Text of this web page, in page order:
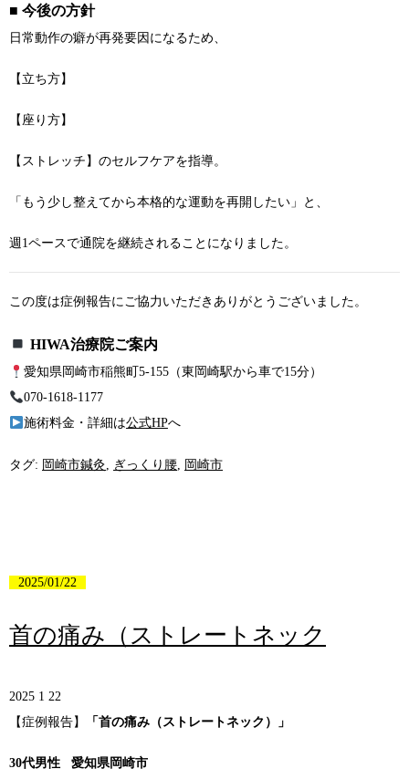
■ 今後の方針
日常動作の癖が再発要因になるため、
【立ち方】
【座り方】
【ストレッチ】のセルフケアを指導。
「もう少し整えてから本格的な運動を再開したい」と、
週1ペースで通院を継続されることになりました。
この度は症例報告にご協力いただきありがとうございました。
HIWA治療院ご案内
愛知県岡崎市稲熊町5-155（東岡崎駅から車で15分）
070-1618-1177
施術料金・詳細は公式HPへ
タグ: 岡崎市鍼灸 ぎっくり腰 岡崎市
2025/01/22
首の痛み（ストレートネック
2025 1 22
【症例報告】
「首の痛み（ストレートネック）」
30代男性 愛知県岡崎市